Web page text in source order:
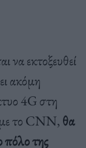
να εκτοξευθεί
ακόμη
4G στη
το CNN, θα
πόλο της